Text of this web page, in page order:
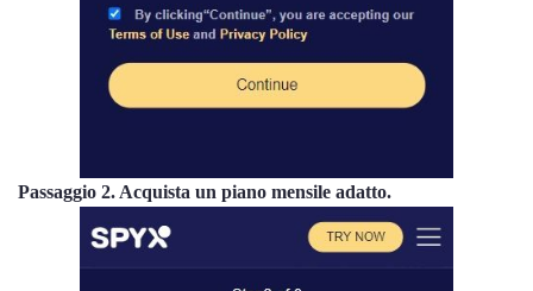
Passaggio 2. Acquista un piano mensile adatto.